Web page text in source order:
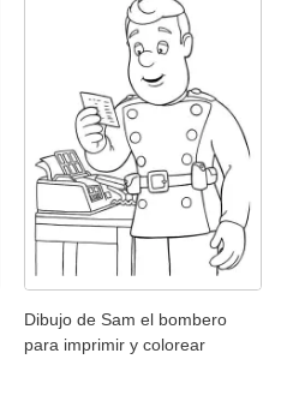
Dibujo de Sam el bombero
para imprimir y colorear